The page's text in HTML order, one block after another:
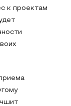
к проектам